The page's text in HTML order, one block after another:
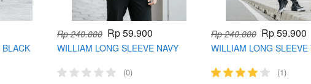
Rp 240.000 Rp 59.900
WILLIAM LONG SLEEVE NAVY
(0)
Rp 240.000 Rp 59.900
WILLIAM LONG SLEEVE
(1)